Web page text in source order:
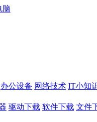
办公设备 网络技术 IT小知
驱动下载 软件下载 文件